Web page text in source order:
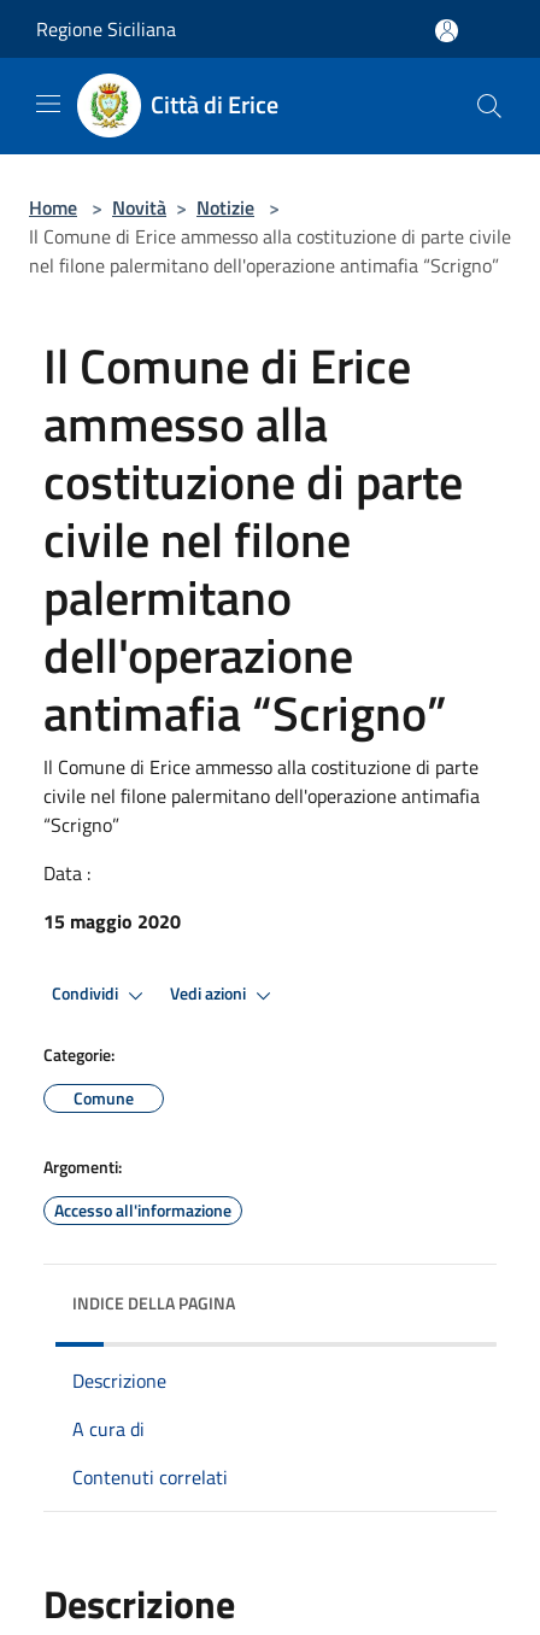
Regione Siciliana
Città di Erice
Home > Novità > Notizie >
Il Comune di Erice ammesso alla costituzione di parte civile
nel filone palermitano dell'operazione antimafia “Scrigno”
Il Comune di Erice
ammesso alla
costituzione di parte
civile nel filone
palermitano
dell'operazione
antimafia “Scrigno”
Il Comune di Erice ammesso alla costituzione di parte
civile nel filone palermitano dell'operazione antimafia
“Scrigno”
Data :
15 maggio 2020
Condividi Vedi azioni
Categorie:
Comune
Argomenti:
Accesso all'informazione
INDICE DELLA PAGINA
Descrizione
A cura di
Contenuti correlati
Descrizione